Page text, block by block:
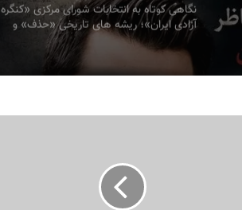
نگاهی کوتاه به انتخابات شورای مرکزی «کنگره
آزادی ایران»؛ ریشه های تاریخی «حذف» و
ضرورت ضمانت های نهادی سیمین صبری
خاطرات حامد یگانه پور